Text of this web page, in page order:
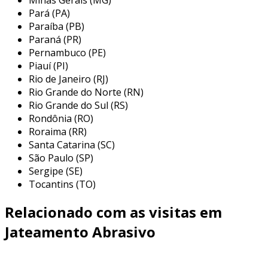
útil de equipamentos críticos.
assim, otimizar as características da superfície
transforma diretamente a longevidade e a
eficácia do desempenho das suas operações.
benefícios da preparação adequada
da superfície
preparação adequada da superfície
passo crítico que proporciona enormes
vantagens operacionais.
ao otimizar a base para a aplicação de
revestimentos, você garante uma
resistência aos elementos.
isso significa menos falhas de cobertura,
Pará (PA)
Paraíba (PB)
Paraná (PR)
Pernambuco (PE)
Piauí (PI)
Rio de Janeiro (RJ)
Rio Grande do Norte (RN)
Rio Grande do Sul (RS)
Rondônia (RO)
Roraima (RR)
Santa Catarina (SC)
São Paulo (SP)
Sergipe (SE)
Tocantins (TO)
Relacionado com as visitas em
Jateamento Abrasivo